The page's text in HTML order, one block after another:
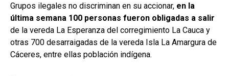
Grupos ilegales no discriminan en su accionar, en la
última semana 100 personas fueron obligadas a salir
de la vereda La Esperanza del corregimiento La Cauca y
otras 700 desarraigadas de la vereda Isla La Amargura de
Cáceres, entre ellas población indígena.